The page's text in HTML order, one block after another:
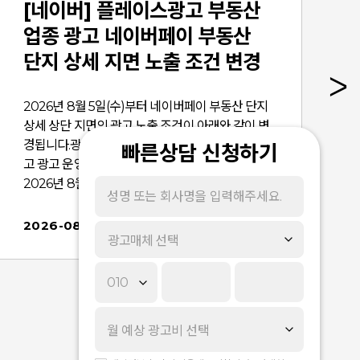
빠른상담 신청하기
광고매체 선택
[네이버] 플레이스광고 부동산
업종 광고 네이버페이 부동산
단지 상세 지면 노출 조건 변경
2026년 8월 5일(수)부터 네이버페이 부동산 단지
상세 상단 지면의 광고 노출 조건이 아래와 같이 변
경됩니다.광고주님들께서는 아래 내용을 확인하시
고 광고 운영에 참고하시기 바랍니다.​​■ 적용 일정--
2026년 8월 5일(수) ~* 상기 일정은 내부 사정에 따
라 변동될 수 있습니다.​■ 적용 영역- 모바일 네이버
페이 부동산 > 단지 상세 상단- PC 네이버페이 부동
산 > 단지 상세 상단​■ 적용 내용- 변경 이전 : 해당
단지의 전체 보유매물이 최소 2개 이상인 경우 광고
가 노출될 수 있습니다.- 변경 이후 : 해당 단지의 전
한 내용은 이전 플레이스광고 공지를 참고해 주세
2026-08-03